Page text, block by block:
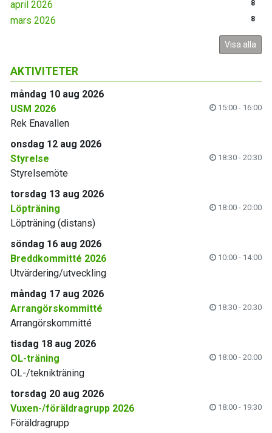
april 2026 8
mars 2026 8
Visa alla
AKTIVITETER
måndag 10 aug 2026
USM 2026
15:00 - 16:00
Rek Enavallen
onsdag 12 aug 2026
Styrelse
18:30 - 20:30
Styrelsemöte
torsdag 13 aug 2026
Löpträning
18:00 - 20:00
Löpträning (distans)
söndag 16 aug 2026
Breddkommitté 2026
10:00 - 14:00
Utvärdering/utveckling
måndag 17 aug 2026
Arrangörskommitté
18:30 - 20:30
Arrangörskommitté
tisdag 18 aug 2026
OL-träning
18:00 - 20:00
OL-/teknikträning
torsdag 20 aug 2026
Vuxen-/föräldragrupp 2026
18:00 - 19:30
Föräldragrupp